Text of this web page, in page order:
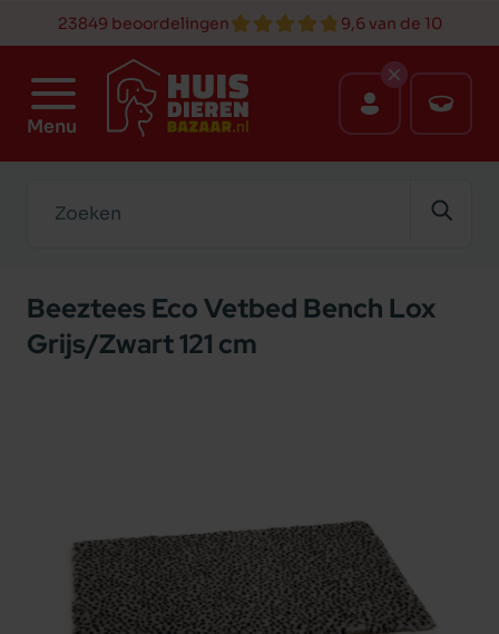
23849 beoordelingen 9,6 van de 10
Menu
Beeztees Eco Vetbed Bench Lox
Grijs/Zwart 121 cm